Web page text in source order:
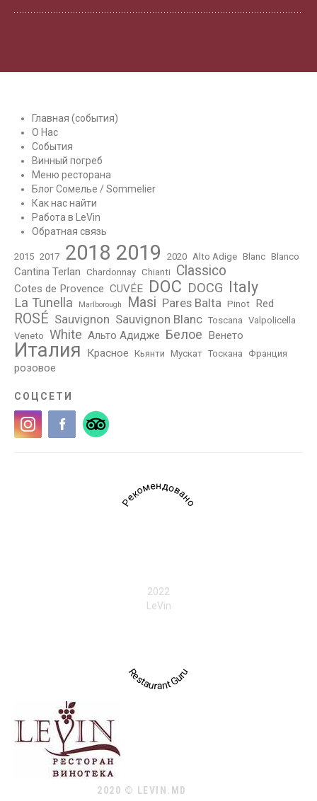
Главная (события)
О Нас
События
Винный погреб
Меню ресторана
Блог Сомелье / Sommelier
Как нас найти
Работа в LeVin
Обратная связь
2015 2017 2018 2019 2020 Alto Adige Blanc Blanco
Cantina Terlan Chardonnay Chianti Classico
Cotes de Provence CUVÉE DOC DOCG Italy
La Tunella Marlborough Masi Pares Balta Pinot Red
ROSÉ Sauvignon Sauvignon Blanc Toscana Valpolicella
Veneto White Альто Адидже Белое Венето
Италия Красное Кьянти Мускат Тоскана Франция
розовое
СОЦСЕТИ
Рекомендовано
2022
LeVin
Restaurant Guru
2020 © LEVIN.MD